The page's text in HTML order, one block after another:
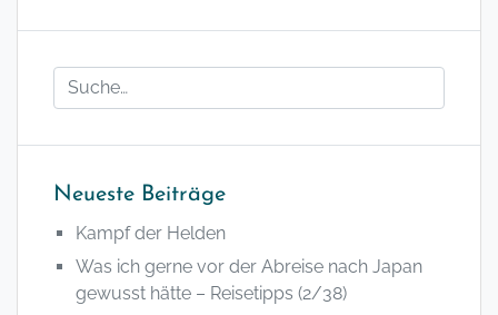
Neueste Beiträge
Kampf der Helden
Was ich gerne vor der Abreise nach Japan
gewusst hätte – Reisetipps (2/38)